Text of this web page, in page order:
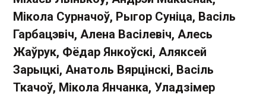
Мікола Сурначоў, Рыгор Суніца, Васіль
Гарбацэвіч, Алена Васілевіч, Алесь
Жаўрук, Фёдар Янкоўскі, Аляксей
Зарыцкі, Анатоль Вярцінскі, Васіль
Ткачоў, Мікола Янчанка, Уладзімер